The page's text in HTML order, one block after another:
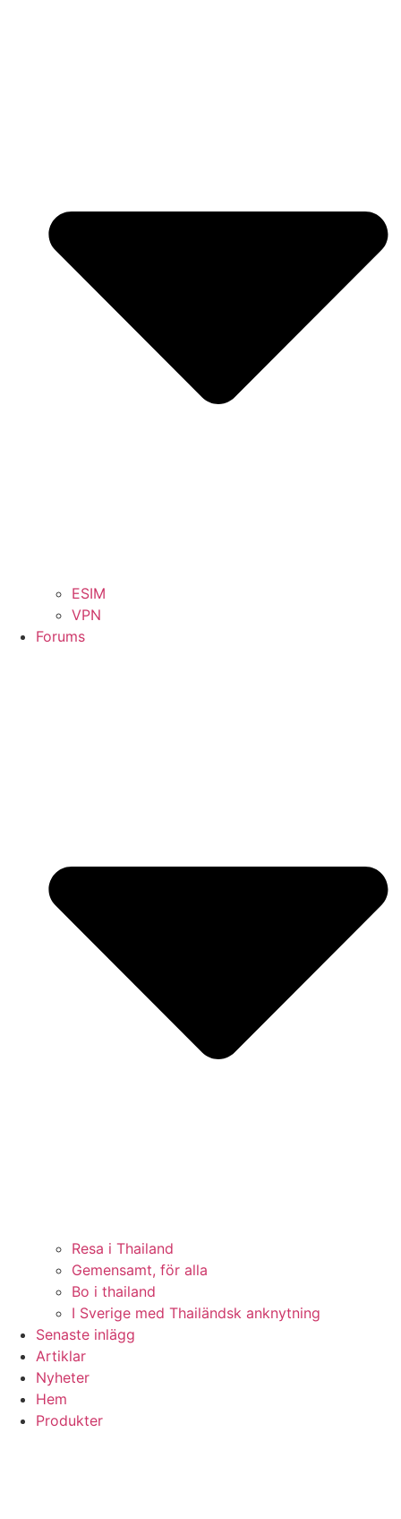
ESIM
VPN
Forums
Resa i Thailand
Gemensamt, för alla
Bo i thailand
I Sverige med Thailändsk anknytning
Senaste inlägg
Artiklar
Nyheter
Hem
Produkter